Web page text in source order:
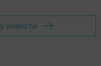
новости